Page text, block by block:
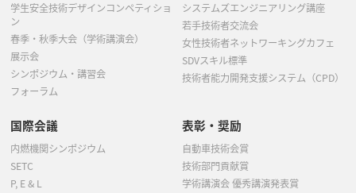
学生安全技術デザインコンペティショ
ン
春季・秋季大会（学術講演会）
展示会
シンポジウム・講習会
フォーラム
システムズエンジニアリング講座
若手技術者交流会
女性技術者ネットワーキングカフェ
SDVスキル標準
技術者能力開発支援システム（CPD）
国際会議
内燃機関シンポジウム
SETC
P, E & L
表彰・奨励
自動車技術会賞
技術部門貢献賞
学術講演会 優秀講演発表賞